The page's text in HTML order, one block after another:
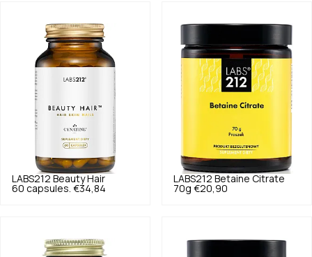
LABS212 Beauty Hair
60 capsules. €34,84
LABS212 Betaine Citrate
70g €20,90